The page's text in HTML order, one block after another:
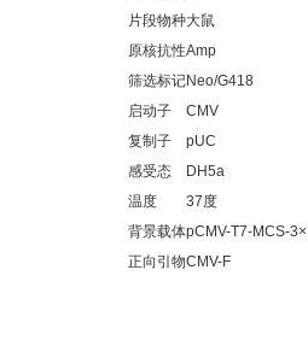
片段物种大鼠
原核抗性Amp
筛选标记Neo/G418
启动子
CMV
复制子
pUC
感受态
DH5a
温度
37度
背景载体pCMV-T7-MCS-
正向引物CMV-F